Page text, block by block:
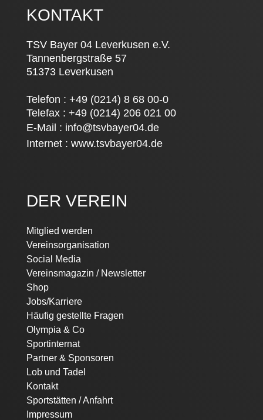
KONTAKT
TSV Bayer 04 Leverkusen e.V.
Tannenbergstraße 57
51373 Leverkusen
Telefon : +49 (0214) 8 68 00-0
Telefax : +49 (0214) 206 021 00
E-Mail : info@tsvbayer04.de
Internet : www.tsvbayer04.de
DER VEREIN
Navigation
überspringen
Mitglied werden
Vereinsorganisation
Social Media
Vereinsmagazin / Newsletter
Shop
Jobs/Karriere
Häufig gestellte Fragen
Olympia & Co
Sportinternat
Partner & Sponsoren
Lob und Tadel
Kontakt
Sportstätten / Anfahrt
Impressum